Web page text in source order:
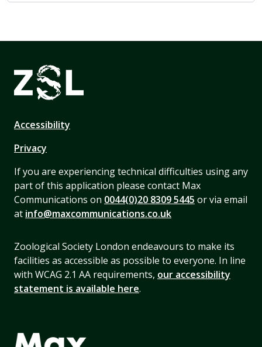
Accessibility
Privacy
If you are experiencing technical difficulties using any
part of this application please contact Max
Communications on 0044(0)20 8309 5445 or via email
at info@maxcommunications.co.uk
Zoological Society London endeavours to make its
facilities as accessible as possible to everyone. In line
with WCAG 2.1 AA requirements, our accessibility
statement is available here.